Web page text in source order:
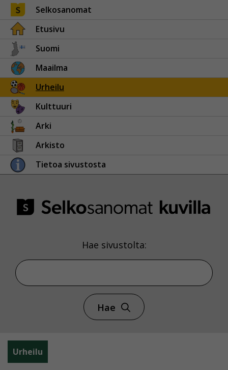
Selkosanomat
Etusivu
Suomi
Maailma
Urheilu
Kulttuuri
Arki
Arkisto
Tietoa sivustosta
Hae sivustolta:
Hae
Urheilu